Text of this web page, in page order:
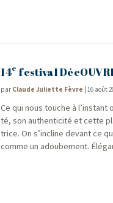
14e festival
par Claude Juliette Fèvre |16 août
Ce qui nous touche à
té, son authen­ti­ci­té et cette
trice. On s’incline devant ce
comme un adou­be­ment.